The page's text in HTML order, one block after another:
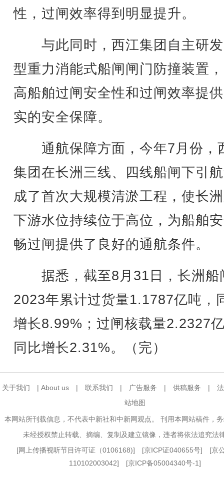
性，过闸效率得到明显提升。
与此同时，西江集团自主研
型重力消能式船闸闸门防撞装置
高船舶过闸安全性和过闸效率提
实的安全保障。
通航保障方面，今年7月份，
集团在长洲三线、四线船闸下引
成了首次大规模清淤工程，使长
下游水位持续位于高位，为船舶
畅过闸提供了良好的通航条件。
据悉，截至8月31日，长洲船
2023年累计过货量1.1787亿吨，
增长8.99%；过闸核载量2.2327
同比增长2.31%。（完）
关于我们 | About us | 联系我们 | 广告服务 | 供稿服务 |
站地图
本网站所刊载信息，不代表中新社和中新网观点。 刊用本网站稿件，
未经授权禁止转载、摘编、复制及建立镜像，违者将依法追究法
[网上传播视听节目许可证（0106168)] [京ICP证040655号] [京
110102003042] [京ICP备05004340号-1]